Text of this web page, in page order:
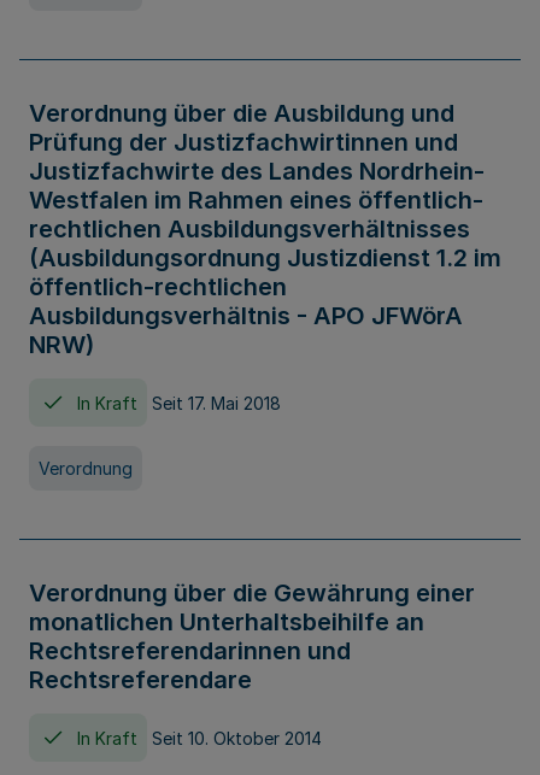
Verordnung über die Ausbildung und
Prüfung der Justizfachwirtinnen und
Justizfachwirte des Landes Nordrhein-
Westfalen im Rahmen eines öffentlich-
rechtlichen Ausbildungsverhältnisses
(Ausbildungsordnung Justizdienst 1.2 im
öffentlich-rechtlichen
Ausbildungsverhältnis - APO JFWörA
NRW)
In Kraft Seit 17. Mai 2018
Verordnung
Verordnung über die Gewährung einer
monatlichen Unterhaltsbeihilfe an
Rechtsreferendarinnen und
Rechtsreferendare
In Kraft Seit 10. Oktober 2014